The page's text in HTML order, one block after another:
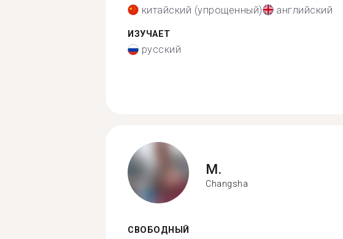
китайский (упрощенный) английский
ИЗУЧАЕТ
русский
M.
Changsha
СВОБОДНЫЙ